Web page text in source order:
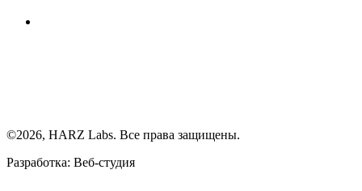
©2026, HARZ Labs. Все права защищены.
Разработка: Веб-студия